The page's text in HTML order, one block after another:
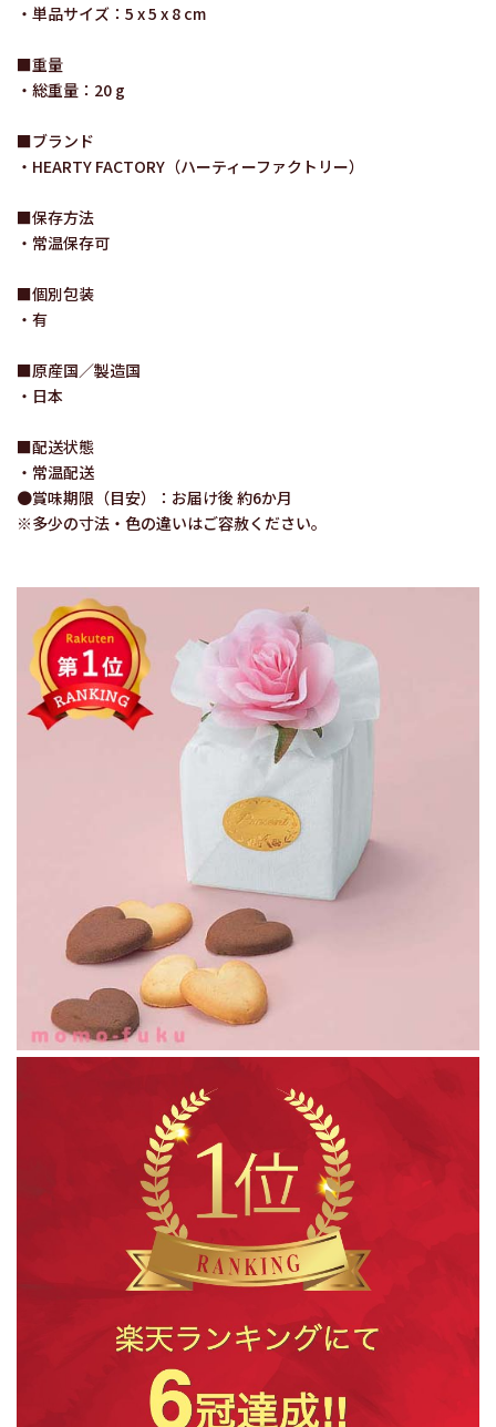
・単品サイズ：5 x 5 x 8 cm
■重量
・総重量：20 g
■ブランド
・HEARTY FACTORY（ハーティーファクトリー）
■保存方法
・常温保存可
■個別包装
・有
■原産国／製造国
・日本
■配送状態
・常温配送
●賞味期限（目安）：お届け後 約6か月
※多少の寸法・色の違いはご容赦ください。